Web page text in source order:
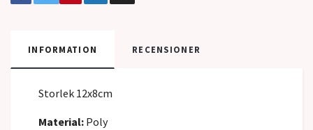
INFORMATION RECENSIONER
Storlek 12x8cm
Material: Poly